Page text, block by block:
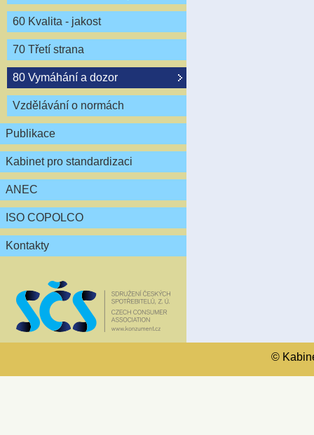
60 Kvalita - jakost
70 Třetí strana
80 Vymáhání a dozor
Vzdělávání o normách
Publikace
Kabinet pro standardizaci
ANEC
ISO COPOLCO
Kontakty
©